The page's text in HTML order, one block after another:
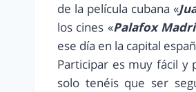
de la película cubana «
los cines «Palafox
ese día en la capital
Participar es muy fácil y
solo tenéis que ser